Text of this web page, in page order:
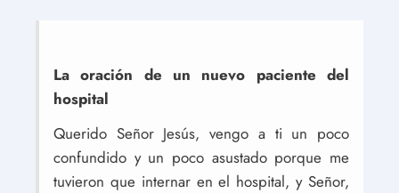
La oración de un nuevo paciente del
hospital
Querido Señor Jesús, vengo a ti un poco
confundido y un poco asustado porque me
tuvieron que internar en el hospital, y Señor,